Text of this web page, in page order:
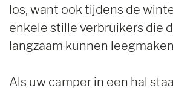
los, want ook tijdens de
enkele stille verbruikers die
langzaam kunnen
Als uw camper in een hal